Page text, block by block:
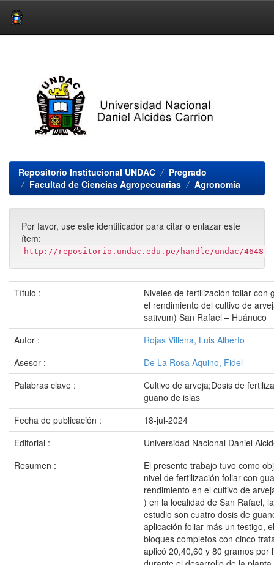
Repositorio Institucional UNDAC
Pregrado
Facultad de Ciencias Agropecuarias
Agronomía
Por favor, use este identificador para citar o enlazar este
ítem:
http://repositorio.undac.edu.pe/handle/undac/4648
Título :
Niveles de fertilización foliar con
el rendimiento del cultivo de
sativum) San Rafael – Huánuco
Autor :
Rojas Villena, Luis Alberto
Asesor :
De La Rosa Aquino, Fidel
Palabras clave :
Cultivo de arveja;Dosis de
guano de islas
Fecha de publicación :
18-jul-2024
Editorial :
Universidad Nacional Daniel
Resumen :
El presente trabajo tuvo como
nivel de fertilización foliar con
rendimiento en el cultivo de
) en la localidad de San Rafael,
estudio son cuatro dosis de
aplicación foliar más un testigo,
bloques completos con cinco
aplicó 20,40,60 y 80 gramos por